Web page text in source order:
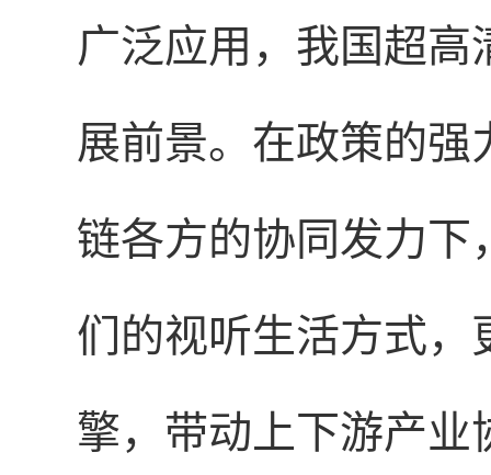
广泛应用，我国超
展前景。在政策的
链各方的协同发力下
们的视听生活方式，
擎，带动上下游产